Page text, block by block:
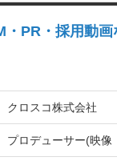
・PR・採用動
クロスコ株式会社
プロデューサー(映像